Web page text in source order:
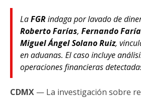
LaFGRindaga por lavado de
Roberto Farías, Fernando
Miguel Ángel Solano Ruiz,
en aduanas. El caso incluye
operaciones financieras
CDMX — La investigación sobre